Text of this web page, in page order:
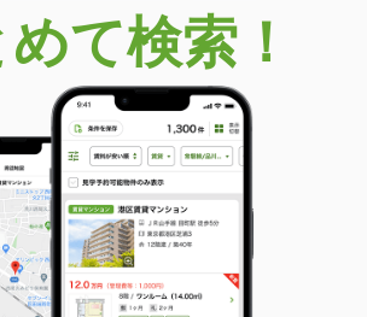
て検索！